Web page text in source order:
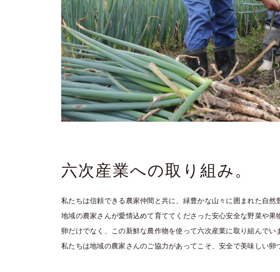
六次産業への取り組み。
私たちは信頼できる農家仲間と共に、緑豊かな山々に囲まれた自然
地域の農家さんが愛情込めて育ててくださった安心安全な野菜や果
卵だけでなく、この新鮮な農作物を使って六次産業に取り組んでい
私たちは地域の農家さんのご協力があってこそ、安全で美味しい卵